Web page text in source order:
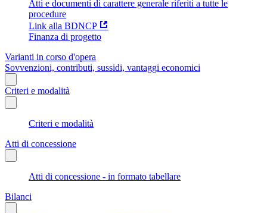
Atti e documenti di carattere generale riferiti a tutte le
procedure
Link alla BDNCP
Finanza di progetto
Varianti in corso d'opera
Sovvenzioni, contributi, sussidi, vantaggi economici
Criteri e modalità
Criteri e modalità
Atti di concessione
Atti di concessione - in formato tabellare
Bilanci